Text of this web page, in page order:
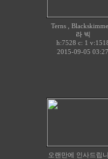
Terns ,
라 빅
h:7528 c: 1
2015-09-05 03:27
오랜만에 인사드립